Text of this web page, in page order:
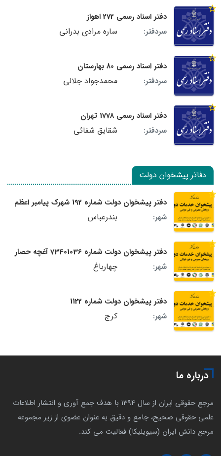
دفتر اسناد رسمی 272 اهواز
سردفتر:
ساره مرادی بدرانی
دفتر اسناد رسمی 80 بهارستان
سردفتر:
محمدجواد جلالی
دفتر اسناد رسمی 1778 تهران
سردفتر:
شقایق شفائی
دفاتر پیشخوان دولت
دفتر پیشخوان دولت شماره 192 شهرک پیامبر اعظم
شهر:
بندرعباس
دفتر پیشخوان دولت شماره 73401036 آغچه حصار
شهر:
چهارباغ
دفتر پیشخوان دولت شماره 1122
شهر:
کرج
درباره ما
مرجع حقوقی ایران از سال 1394 با هدف جمع آوری و انتشار اطلاعات
علمی حقوقی صحیح، جامع و دقیق به عنوان عضوی از زیر مجموعه
مرجع دانش ایران (سیویلیکا) فعالیت می کند.